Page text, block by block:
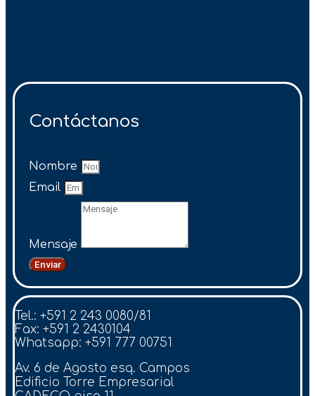
Contáctanos
Nombre
Email
Mensaje
Enviar
Tel.: +591 2 243 0080/81
Fax: +591 2 2430104
Whatsapp: +591 777 00751
Av. 6 de Agosto esq. Campos
Edificio Torre Empresarial